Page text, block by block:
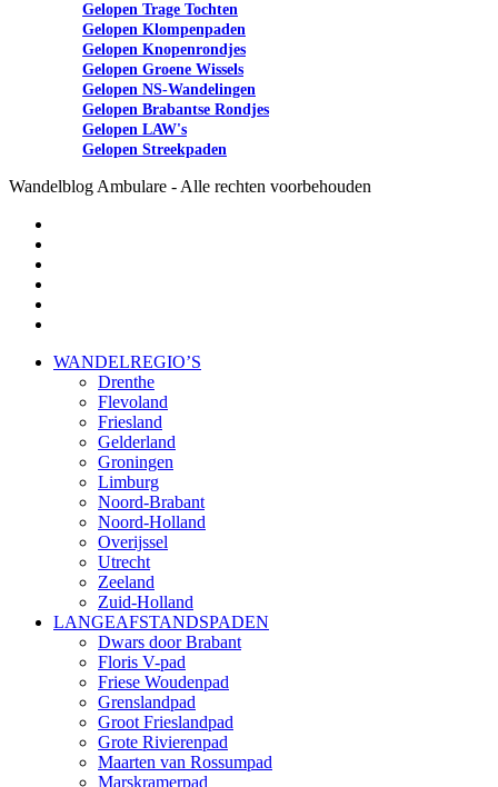
Gelopen Trage Tochten
Gelopen Klompenpaden
Gelopen Knopenrondjes
Gelopen Groene Wissels
Gelopen NS-Wandelingen
Gelopen Brabantse Rondjes
Gelopen LAW's
Gelopen Streekpaden
Wandelblog Ambulare - Alle rechten voorbehouden
Close
WANDELREGIO’S
Drenthe
Flevoland
Friesland
Gelderland
Groningen
Limburg
Noord-Brabant
Noord-Holland
Overijssel
Utrecht
Zeeland
Zuid-Holland
LANGEAFSTANDSPADEN
Dwars door Brabant
Floris V-pad
Friese Woudenpad
Grenslandpad
Groot Frieslandpad
Grote Rivierenpad
Maarten van Rossumpad
Marskramerpad